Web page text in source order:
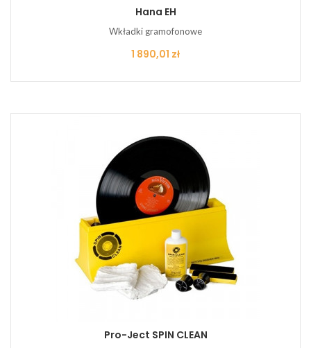
Hana EH
Wkładki gramofonowe
Cena
1 890,01 zł
Pro-Ject SPIN CLEAN